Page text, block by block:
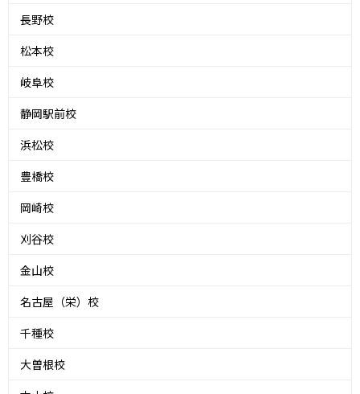
長野校
松本校
岐阜校
静岡駅前校
浜松校
豊橋校
岡崎校
刈谷校
金山校
名古屋（栄）校
千種校
大曽根校